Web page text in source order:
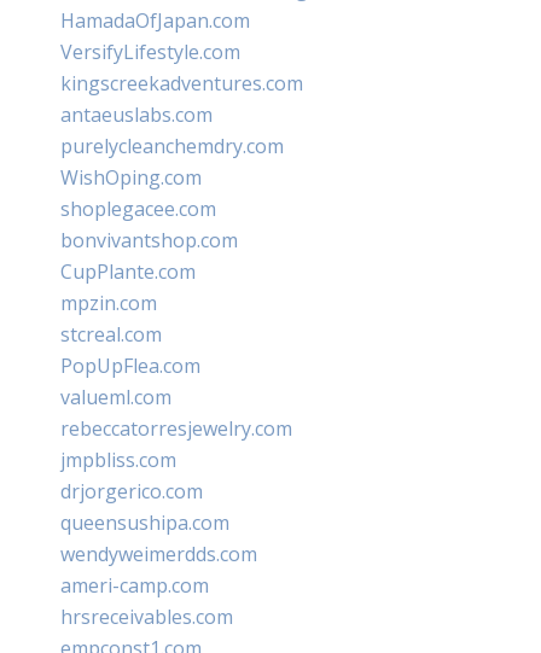
HamadaOfJapan.com
VersifyLifestyle.com
kingscreekadventures.com
antaeuslabs.com
purelycleanchemdry.com
WishOping.com
shoplegacee.com
bonvivantshop.com
CupPlante.com
mpzin.com
stcreal.com
PopUpFlea.com
valueml.com
rebeccatorresjewelry.com
jmpbliss.com
drjorgerico.com
queensushipa.com
wendyweimerdds.com
ameri-camp.com
hrsreceivables.com